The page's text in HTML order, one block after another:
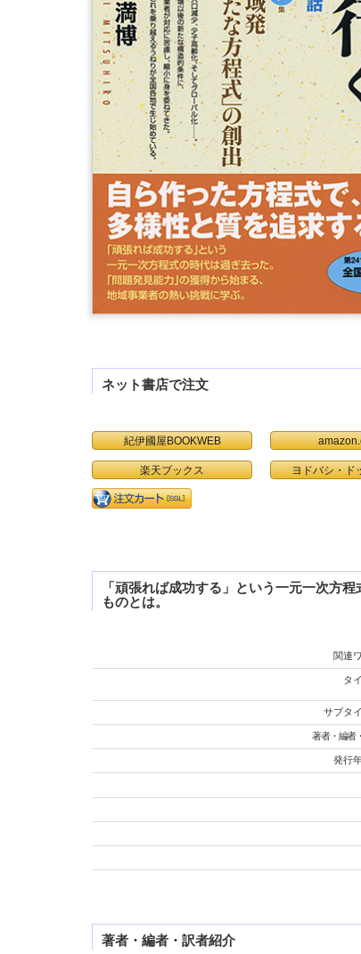
ネット書店で注文
紀伊國屋BOOKWEB
楽天ブックス ヨドバシ・ド
「頑張れば成功する」という一元一次方
ものとは。
関連
タ
サブタ
著者・編者
発行
著者・編者・訳者紹介